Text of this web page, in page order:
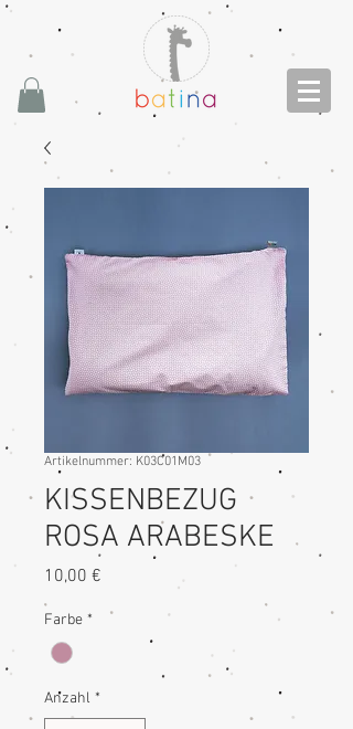
Artikelnummer: K03C01M03
KISSENBEZUG
ROSA ARABESKE
10,00 €
Farbe *
Anzahl *